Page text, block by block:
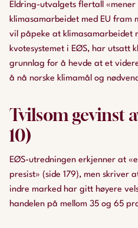
Eldring-utvalgets flertall
klimasamarbeidet med EU fram
vil påpeke at klimasamarbeidet
kvotesystemet i EØS, har utsatt
grunnlag for å hevde at et
å nå norske klimamål og
Tvilsom gevinst
10)
EØS-utredningen erkjenner at
presist» (side 179), men skriver
indre marked har gitt høyere
handelen på mellom 35 og 65